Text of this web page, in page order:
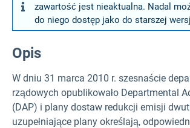
zawartość jest nieaktualna. Nadal
do niego dostęp jako do starszej
Opis
W dniu 31 marca 2010 r. szesnaście
rządowych opublikowało Departmental
(DAP) i plany dostaw redukcji emisji
uzupełniające plany określają,